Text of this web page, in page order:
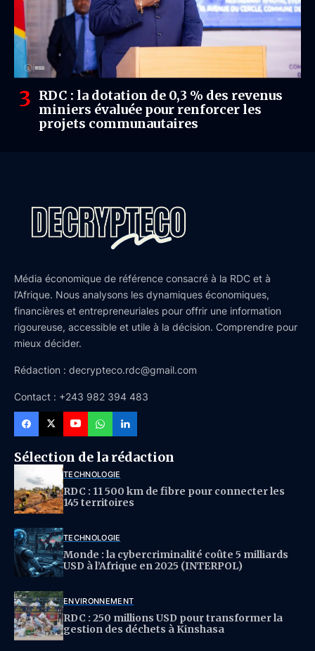
RDC : la dotation de 0,3 % des revenus
miniers évaluée pour renforcer les
projets communautaires
Média économique de référence consacré à la RDC et à
l’Afrique. Nous analysons les dynamiques économiques,
financières et entrepreneuriales pour offrir une information
rigoureuse, accessible et utile à la décision. Comprendre pour
mieux décider.
Rédaction : decrypteco.rdc@gmail.com
Contact : +243 982 394 483
Sélection de la rédaction
TECHNOLOGIE
RDC : 11 500 km de fibre pour connecter les
145 territoires
TECHNOLOGIE
Monde : la cybercriminalité coûte 5 milliards
USD à l’Afrique en 2025 (INTERPOL)
ENVIRONNEMENT
RDC : 250 millions USD pour transformer la
gestion des déchets à Kinshasa